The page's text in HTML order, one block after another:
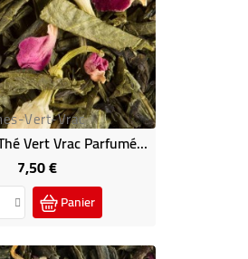
Vert-Vrac
Bali 100g - Thé Vert Vrac Parfumé Dammann
7,50 €Prix
Panier